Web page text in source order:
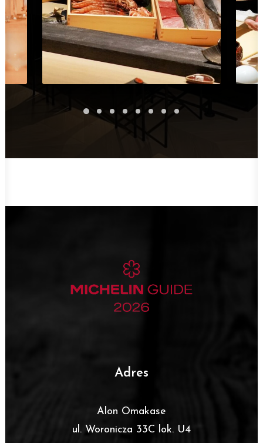
Adres
Alon Omakase
ul. Woronicza 33C lok. U4